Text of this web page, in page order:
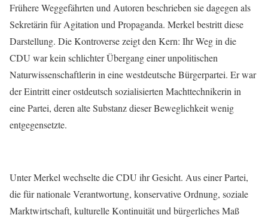
Frühere Weggefährten und Autoren beschrieben sie dagegen als
Sekretärin für Agitation und Propaganda. Merkel bestritt diese
Darstellung. Die Kontroverse zeigt den Kern: Ihr Weg in die
CDU war kein schlichter Übergang einer unpolitischen
Naturwissenschaftlerin in eine westdeutsche Bürgerpartei. Er war
der Eintritt einer ostdeutsch sozialisierten Machttechnikerin in
eine Partei, deren alte Substanz dieser Beweglichkeit wenig
entgegensetzte.
Unter Merkel wechselte die CDU ihr Gesicht. Aus einer Partei,
die für nationale Verantwortung, konservative Ordnung, soziale
Marktwirtschaft, kulturelle Kontinuität und bürgerliches Maß